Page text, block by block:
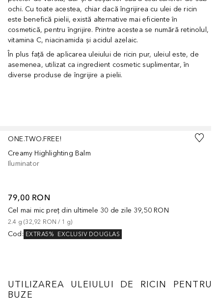
ochi. Cu toate acestea, chiar dacă îngrijirea cu ulei de ricin
este benefică pielii, există alternative mai eficiente în
cosmetică, pentru îngrijire. Printre acestea se numără retinolul,
vitamina C, niacinamida și acidul azelaic.
În plus față de aplicarea uleiului de ricin pur, uleiul este, de
asemenea, utilizat ca ingredient cosmetic suplimentar, în
diverse produse de îngrijire a pielii.
ONE.TWO.FREE!
Creamy Highlighting Balm
Iluminator
79,00 RON
Cel mai mic preț din ultimele 30 de zile 39,50 RON
2.4 g (32,92 RON / 1 g)
Cod : EXTRA5% EXCLUSIV DOUGLAS
UTILIZAREA ULEIULUI DE RICIN PENTRU
BUZE